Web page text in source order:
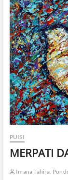
U
A
T
U
S
I
A
N
G
PUISI
MERPATI
Imana Tahira,